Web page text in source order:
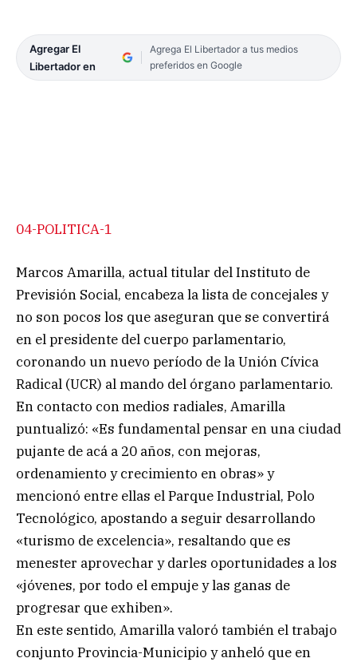
Agregar El
Libertador en
Agrega El Libertador a tus medios
preferidos en Google
04-POLITICA-1
Marcos Amarilla, actual titular del Instituto de
Previsión Social, encabeza la lista de concejales y
no son pocos los que aseguran que se convertirá
en el presidente del cuerpo parlamentario,
coronando un nuevo período de la Unión Cívica
Radical (UCR) al mando del órgano parlamentario.
En contacto con medios radiales, Amarilla
puntualizó: «Es fundamental pensar en una ciudad
pujante de acá a 20 años, con mejoras,
ordenamiento y crecimiento en obras» y
mencionó entre ellas el Parque Industrial, Polo
Tecnológico, apostando a seguir desarrollando
«turismo de excelencia», resaltando que es
menester aprovechar y darles oportunidades a los
«jóvenes, por todo el empuje y las ganas de
progresar que exhiben».
En este sentido, Amarilla valoró también el trabajo
conjunto Provincia-Municipio y anheló que en